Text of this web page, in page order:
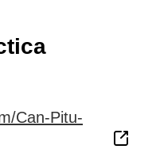
Can-Pitu-